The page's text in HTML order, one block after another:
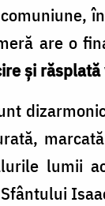
are o
și răsplată
lumii